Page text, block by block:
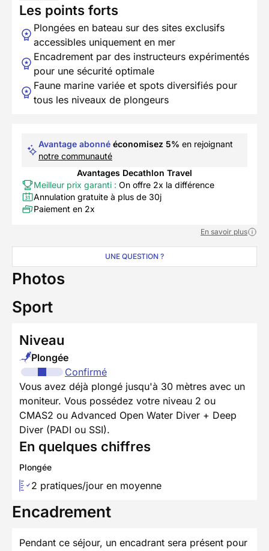
Les points forts
Plongées en bateau sur des sites exclusifs
accessibles uniquement en mer
Encadrement par des instructeurs expérimentés
pour une sécurité optimale
Faune marine variée et spots diversifiés pour
tous les niveaux de plongeurs
Avantage abonné économisez 5% en rejoignant
notre communauté
Avantages Decathlon Travel
Meilleur prix garanti : On offre 2x la différence
Annulation gratuite à plus de 30j
Paiement en 2x
En savoir plus
UNE QUESTION ?
Photos
Sport
Niveau
Plongée
Confirmé
Vous avez déjà plongé jusqu'à 30 mètres avec un
moniteur. Vous possédez votre niveau 2 ou
CMAS2 ou Advanced Open Water Diver + Deep
Diver (PADI ou SSI).
En quelques chiffres
Plongée
2 pratiques/jour en moyenne
Encadrement
Pendant ce séjour, un encadrant sera présent pour